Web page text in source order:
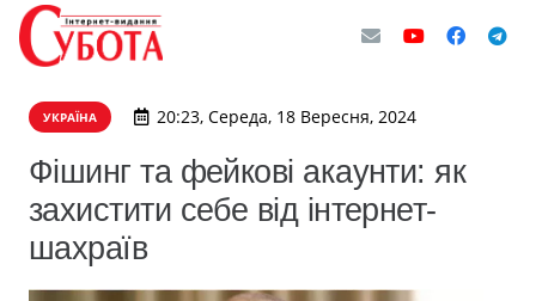
УКРАЇНА 20:23, Середа, 18 Вересня, 2024
Фішинг та фейкові акаунти: як
захистити себе від інтернет-
шахраїв